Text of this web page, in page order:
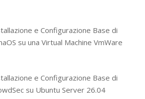
e Configurazione Base di
su una Virtual Machine VmWare
e Configurazione Base di
su Ubuntu Server 26.04